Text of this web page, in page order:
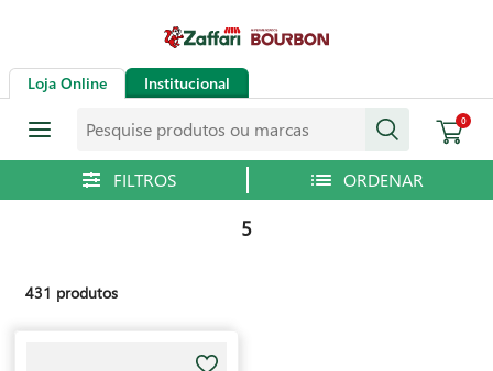
Loja Online Institucional
0
5
431 produtos